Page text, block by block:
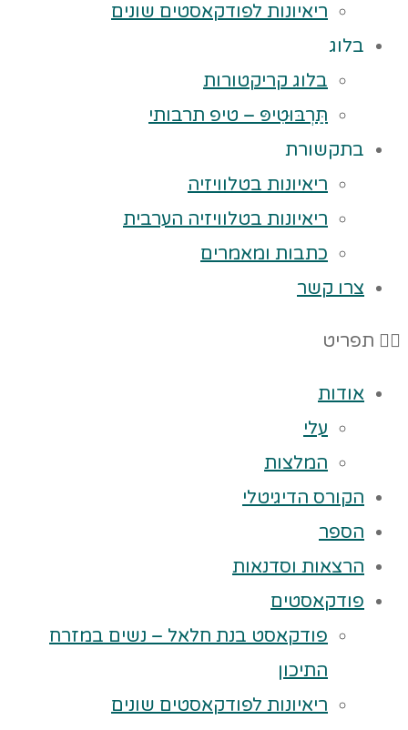
ריאיונות לפודקאסטים שונים
בלוג
בלוג קריקטורות
תַּרְבּוּטִיפּ – טיפ תרבותי
בתקשורת
ריאיונות בטלוויזיה
ריאיונות בטלוויזיה הערבית
כתבות ומאמרים
צרו קשר
תפריט
אודות
עלי
המלצות
הקורס הדיגיטלי
הספר
הרצאות וסדנאות
פודקאסטים
פודקאסט בנת חלאל – נשים במזרח
התיכון
ריאיונות לפודקאסטים שונים